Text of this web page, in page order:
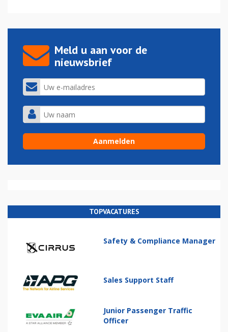
Meld u aan voor de
nieuwsbrief
TOPVACATURES
Safety & Compliance Manager
Sales Support Staff
Junior Passenger Traffic
Officer